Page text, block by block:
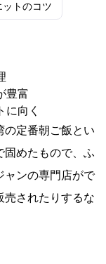
ットのコツ
豊富
に向く
の定番朝ご飯とい
固めたもので、ふ
ャンの専門店がで
売されたりするな